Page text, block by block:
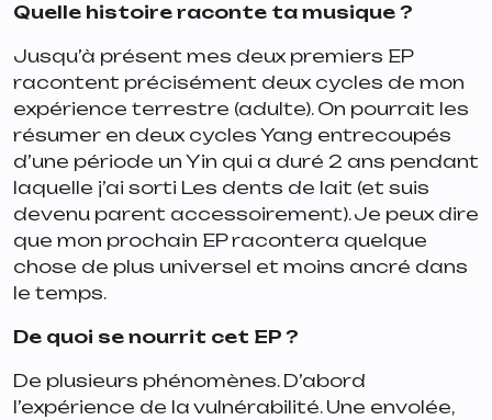
Quelle histoire raconte ta musique ?
Jusqu’à présent mes deux premiers EP
racontent précisément deux cycles de mon
expérience terrestre (adulte). On pourrait les
résumer en deux cycles Yang entrecoupés
d’une période un Yin qui a duré 2 ans pendant
laquelle j’ai sorti Les dents de lait (et suis
devenu parent accessoirement). Je peux dire
que mon prochain EP racontera quelque
chose de plus universel et moins ancré dans
le temps.
De quoi se nourrit cet EP ?
De plusieurs phénomènes. D’abord
l’expérience de la vulnérabilité. Une envolée,